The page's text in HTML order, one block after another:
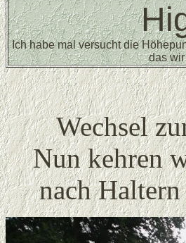
Ich habe mal versucht die
das
Wechsel
Nun kehren
nach